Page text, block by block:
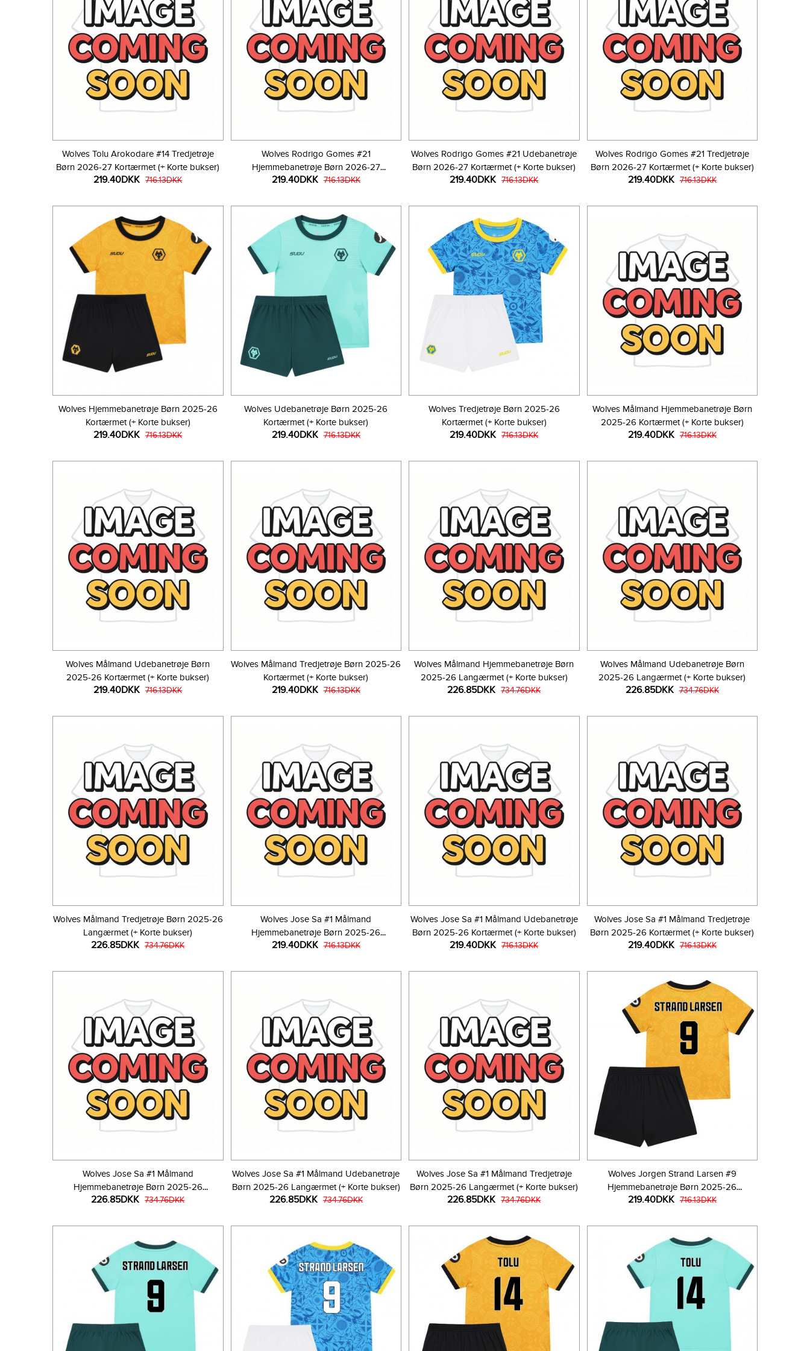
Wolves Tolu Arokodare #14 Tredjetrøje
Børn 2026-27 Kortærmet (+ Korte bukser)
219.40DKK 716.13DKK
Wolves Rodrigo Gomes #21
Hjemmebanetrøje Børn 2026-27
Kortærmet (+ Korte bukser)
219.40DKK 716.13DKK
Wolves Rodrigo Gomes #21 Udebanetrøje
Børn 2026-27 Kortærmet (+ Korte bukser)
219.40DKK 716.13DKK
Wolves Rodrigo Gomes #21 Tredjetrøje
Børn 2026-27 Kortærmet (+ Korte bukser)
219.40DKK 716.13DKK
Wolves Hjemmebanetrøje Børn 2025-26
Kortærmet (+ Korte bukser)
219.40DKK 716.13DKK
Wolves Udebanetrøje Børn 2025-26
Kortærmet (+ Korte bukser)
219.40DKK 716.13DKK
Wolves Tredjetrøje Børn 2025-26
Kortærmet (+ Korte bukser)
219.40DKK 716.13DKK
Wolves Målmand Hjemmebanetrøje Børn
2025-26 Kortærmet (+ Korte bukser)
219.40DKK 716.13DKK
Wolves Målmand Udebanetrøje Børn
2025-26 Kortærmet (+ Korte bukser)
219.40DKK 716.13DKK
Wolves Målmand Tredjetrøje Børn 2025-26
Kortærmet (+ Korte bukser)
219.40DKK 716.13DKK
Wolves Målmand Hjemmebanetrøje Børn
2025-26 Langærmet (+ Korte bukser)
226.85DKK 734.76DKK
Wolves Målmand Udebanetrøje Børn
2025-26 Langærmet (+ Korte bukser)
226.85DKK 734.76DKK
Wolves Målmand Tredjetrøje Børn 2025-26
Langærmet (+ Korte bukser)
226.85DKK 734.76DKK
Wolves Jose Sa #1 Målmand
Hjemmebanetrøje Børn 2025-26
Kortærmet (+ Korte bukser)
219.40DKK 716.13DKK
Wolves Jose Sa #1 Målmand Udebanetrøje
Børn 2025-26 Kortærmet (+ Korte bukser)
219.40DKK 716.13DKK
Wolves Jose Sa #1 Målmand Tredjetrøje
Børn 2025-26 Kortærmet (+ Korte bukser)
219.40DKK 716.13DKK
Wolves Jose Sa #1 Målmand
Hjemmebanetrøje Børn 2025-26
Langærmet (+ Korte bukser)
226.85DKK 734.76DKK
Wolves Jose Sa #1 Målmand Udebanetrøje
Børn 2025-26 Langærmet (+ Korte bukser)
226.85DKK 734.76DKK
Wolves Jose Sa #1 Målmand Tredjetrøje
Børn 2025-26 Langærmet (+ Korte bukser)
226.85DKK 734.76DKK
Wolves Jorgen Strand Larsen #9
Hjemmebanetrøje Børn 2025-26
Kortærmet (+ Korte bukser)
219.40DKK 716.13DKK